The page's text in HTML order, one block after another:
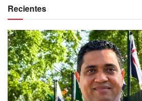
Recientes